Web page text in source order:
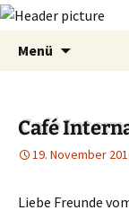
Menü
Café
19. November
Liebe Freunde